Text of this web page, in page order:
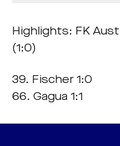
Highlights: FK
(1:0)
39. Fischer 1:0
66. Gagua 1:1